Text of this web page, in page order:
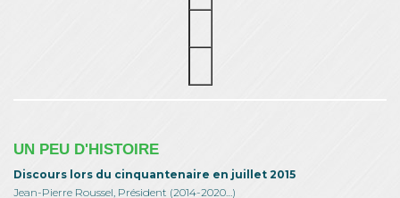
UN PEU D'HISTOIRE
Discours lors du cinquantenaire en juillet 2015
Jean-Pierre Roussel, Président (2014-2020…)